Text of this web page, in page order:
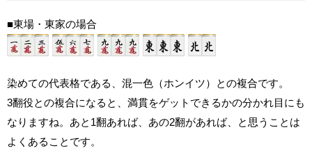
■東場・東家の場合
染めての代表格である、混一色（ホンイツ）との複合です。
3翻役との複合になると、満貫をゲットできるかの分かれ目にも
なりますね。あと1翻あれば、あの2翻があれば、と思うことは
よくあることです。